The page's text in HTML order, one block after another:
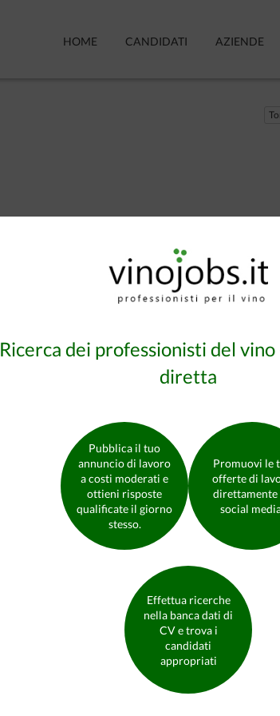
HOME CANDIDATI AZIENDE
Ricerca dei professionisti del vino
diretta
Pubblica il tuo
annuncio di lavoro
a costi moderati e
ottieni risposte
qualificate il giorno
stesso.
Promuovi le
offerte di
direttamente
social
Effettua ricerche
nella banca dati di
CV e trova i
candidati
appropriati